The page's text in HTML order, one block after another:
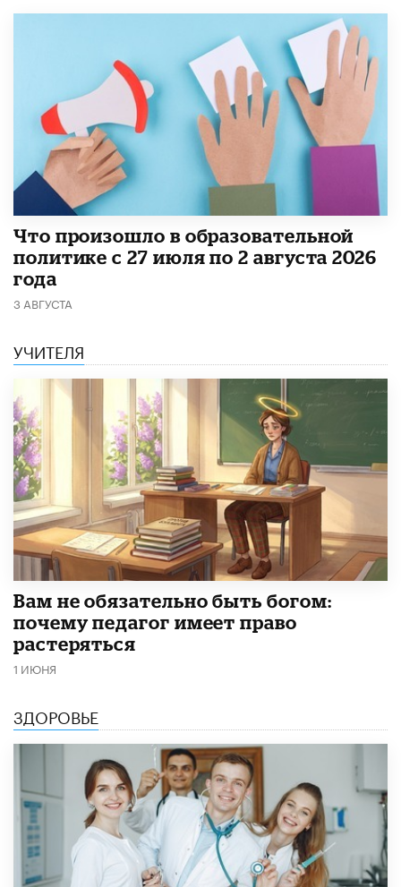
​Что произошло в образовательной
политике с 27 июля по 2 августа 2026
года
3 АВГУСТА
УЧИТЕЛЯ
​Вам не обязательно быть богом:
почему педагог имеет право
растеряться
1 ИЮНЯ
ЗДОРОВЬЕ